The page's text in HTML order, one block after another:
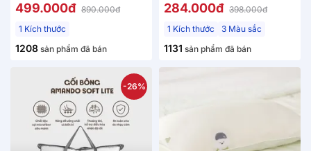
499.000đ 890.000đ
1 Kích thước
1208 sản phẩm đã bán
284.000đ 398.000đ
1 Kích thước
3 Màu sắc
1131 sản phẩm đã bán
-26%
Mới